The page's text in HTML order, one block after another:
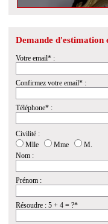
Demande d'estimation
Votre email* :
Confirmez votre email* :
Téléphone* :
Civilité :
Mlle
Mme
M.
Nom :
Prénom :
Résoudre : 5 + 4 = ?*